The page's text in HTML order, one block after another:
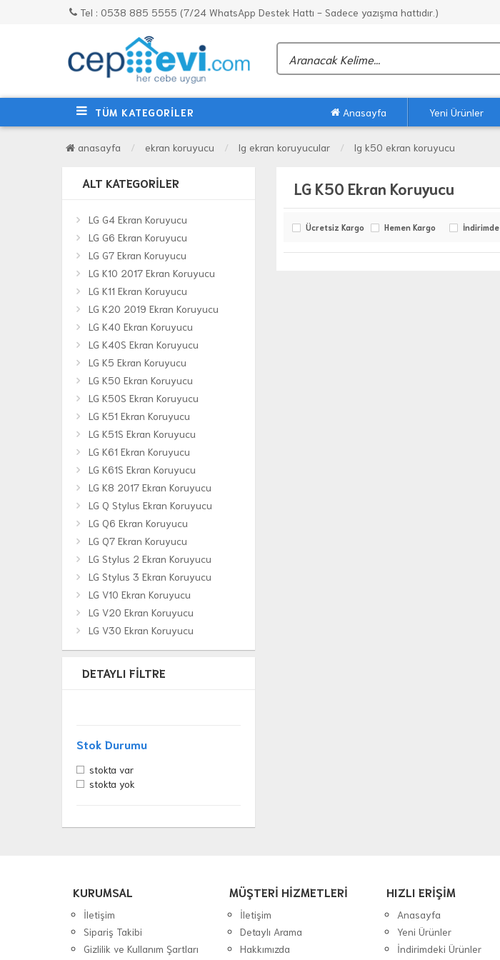
Tel : 0538 885 5555 (7/24 WhatsApp Destek Hattı - Sadece yazışma hattıdır.)
TÜM KATEGORİLER Anasayfa Yeni Ürünler
anasayfa ekran koruyucu lg ekran koruyucular lg k50 ekran koruyucu
ALT KATEGORILER
LG G4 Ekran Koruyucu
LG G6 Ekran Koruyucu
LG G7 Ekran Koruyucu
LG K10 2017 Ekran Koruyucu
LG K11 Ekran Koruyucu
LG K20 2019 Ekran Koruyucu
LG K40 Ekran Koruyucu
LG K40S Ekran Koruyucu
LG K5 Ekran Koruyucu
LG K50 Ekran Koruyucu
LG K50S Ekran Koruyucu
LG K51 Ekran Koruyucu
LG K51S Ekran Koruyucu
LG K61 Ekran Koruyucu
LG K61S Ekran Koruyucu
LG K8 2017 Ekran Koruyucu
LG Q Stylus Ekran Koruyucu
LG Q6 Ekran Koruyucu
LG Q7 Ekran Koruyucu
LG Stylus 2 Ekran Koruyucu
LG Stylus 3 Ekran Koruyucu
LG V10 Ekran Koruyucu
LG V20 Ekran Koruyucu
LG V30 Ekran Koruyucu
DETAYLI FILTRE
Stok Durumu
stokta var
stokta yok
LG K50 Ekran Koruyucu
Ücretsiz Kargo Hemen Kargo İndirimde
KURUMSAL
İletişim
Sipariş Takibi
Gizlilik ve Kullanım Şartları
MÜŞTERİ HİZMETLERİ
İletişim
Detaylı Arama
Hakkımızda
HIZLI ERİŞİM
Anasayfa
Yeni Ürünler
İndirimdeki Ürünler